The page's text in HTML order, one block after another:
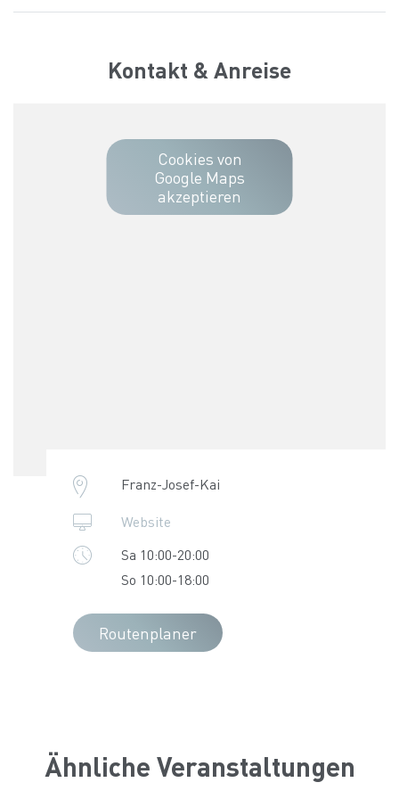
Kontakt & Anreise
Cookies von
Google Maps
akzeptieren
Franz-Josef-Kai
Website
Sa 10:00-20:00
So 10:00-18:00
Routenplaner
Ähnliche Veranstaltungen